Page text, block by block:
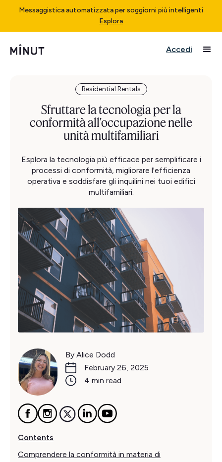
Messaggistica automatizzata per soggiorni più intelligenti
Esplora
Accedi
Residential Rentals
Sfruttare la tecnologia per la
conformità all'occupazione nelle
unità multifamiliari
Esplora la tecnologia più efficace per semplificare i
processi di conformità, migliorare l'efficienza
operativa e soddisfare gli inquilini nei tuoi edifici
multifamiliari.
By Alice Dodd
February 26, 2025
4 min read
Contents
Comprendere la conformità in materia di